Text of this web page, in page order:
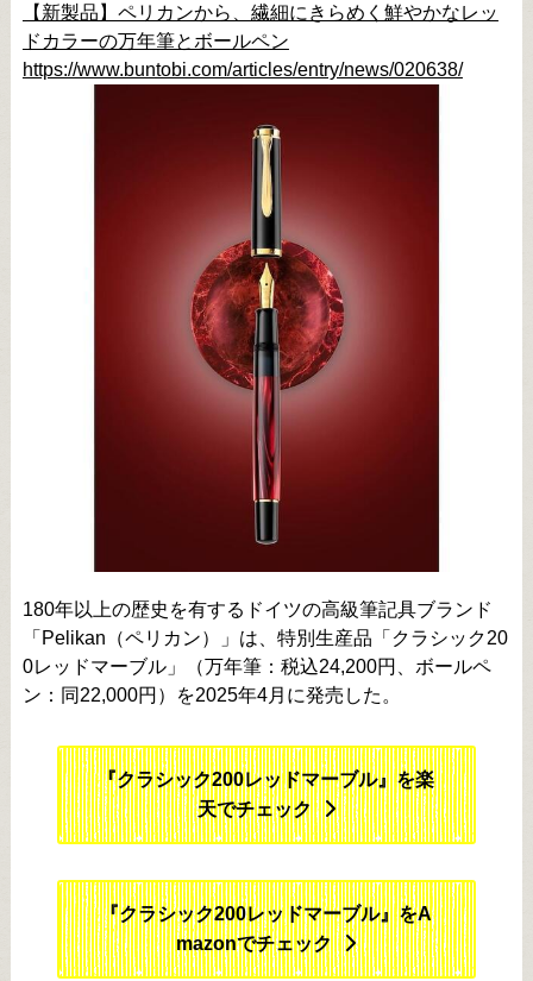
【新製品】ペリカンから、繊細にきらめく鮮やかなレッ
ドカラーの万年筆とボールペン
https://www.buntobi.com/articles/entry/news/020638/
180年以上の歴史を有するドイツの高級筆記具ブランド
「Pelikan（ペリカン）」は、特別生産品「クラシック20
0レッドマーブル」（万年筆：税込24,200円、ボールペ
ン：同22,000円）を2025年4月に発売した。
『クラシック200レッドマーブル』を楽
天でチェック
『クラシック200レッドマーブル』をA
mazonでチェック